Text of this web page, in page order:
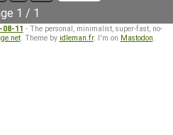
1 / 1
11 - The personal, minimalist, super-fast, no-
. Theme by idleman.fr. I'm on Mastodon.